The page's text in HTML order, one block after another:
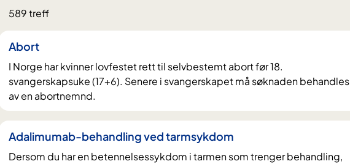
d
p
Nullstill
589 treff
Abort
I Norge har kvinner lovfestet rett til selvbestemt abort før 18.
svangerskapsuke (17+6). Senere i svangerskapet må søknaden behandles
av en abortnemnd.
Adalimumab-behandling ved tarmsykdom
Dersom du har en betennelsessykdom i tarmen som trenger behandling,